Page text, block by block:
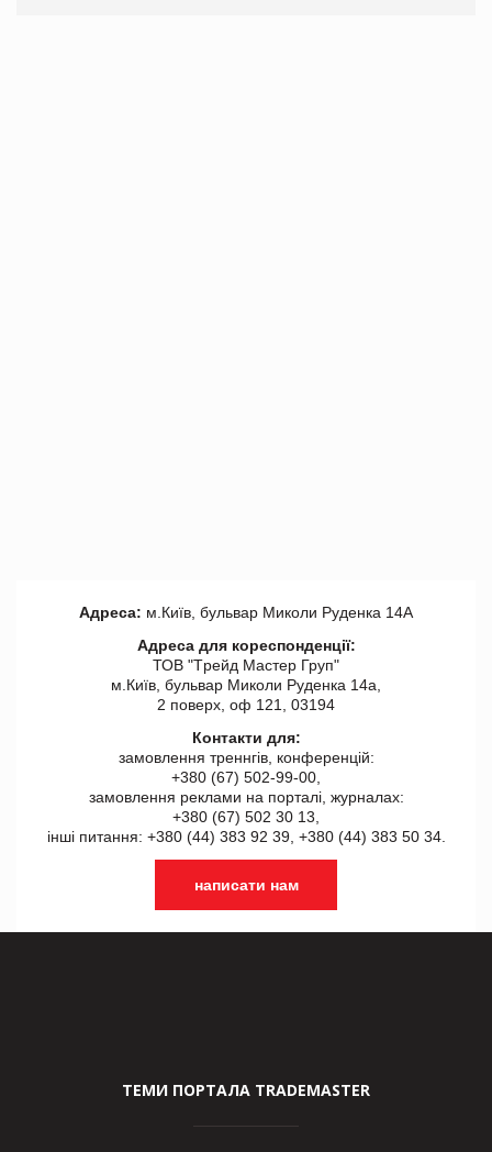
Адреса: м.Київ, бульвар Миколи Руденка 14А
Адреса для кореспонденції:
ТОВ "Tрейд Мастер Груп"
м.Київ, бульвар Миколи Руденка 14а,
2 поверх, оф 121, 03194
Контакти для:
замовлення треннгів, конференцій:
+380 (67) 502-99-00,
замовлення реклами на порталі, журналах:
+380 (67) 502 30 13,
інші питання: +380 (44) 383 92 39, +380 (44) 383 50 34.
написати нам
ТЕМИ ПОРТАЛА TRADEMASTER